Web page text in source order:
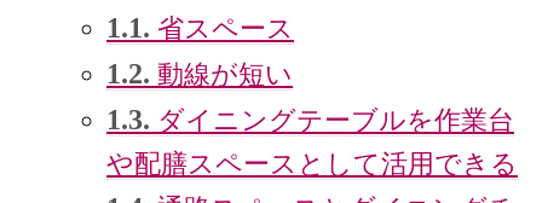
1.1. 省スペース
1.2. 動線が短い
1.3. ダイニングテーブルを作業台
や配膳スペースとして活用できる